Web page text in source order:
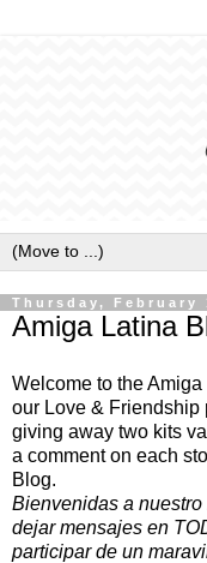
Thursday, February
Amiga Latina
Welcome to the
our Love &
giving away two kits
a comment on each
Blog.
Bienvenidas a
dejar mensajes en
participar de un